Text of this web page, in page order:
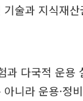
술과 지식재
다국적 운용
니라 운용·정